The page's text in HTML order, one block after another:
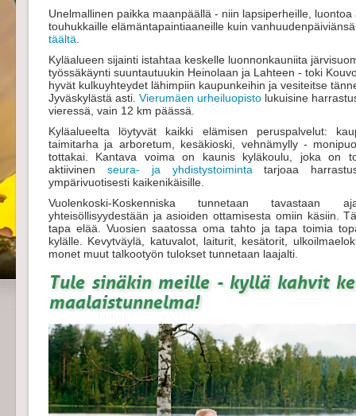
Unelmallinen paikka maanpäällä - niin lapsiperheille,
touhukkaille elämäntapaintiaaneille kuin
täältä
Kyläalueen sijainti istahtaa keskelle luonnonkauniita
työssäkäynti suuntautuukin Heinolaan ja Lahteen - toki
hyvät kulkuyhteydet lähimpiin kaupunkeihin ja vesiteitse
Jyväskylästä asti. Vierumäen urheiluopisto lukuisine
vieressä, vain 12 km päässä.
Kyläalueelta löytyvät kaikki elämisen peruspalvelut:
taimitarha ja arboretum, kesäkioski, vehnämylly -
tottakai. Kantava voima on kaunis kyläkoulu, joka on
aktiivinen seura- ja yhdistystoiminta tarjoaa
ympärivuotisesti kaikenikäisille.
Vuolenkoski-Koskenniska tunnetaan tavastaan
yhteisöllisyydestään ja asioiden ottamisesta omiin käsiin.
tapa elää. Vuosien saatossa oma tahto ja tapa toimia
kylälle. Kevytväylä, katuvalot, laiturit, kesätorit,
monet muut talkootyön tulokset tunnetaan laajalti.
Tule sinäkin meille - kyllä kahvit
maalaistunnelma!